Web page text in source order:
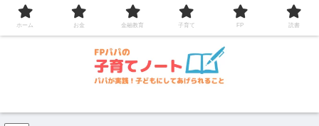
コンテンツへスキップ
ホーム お金 金融教育 子育て FP 読書